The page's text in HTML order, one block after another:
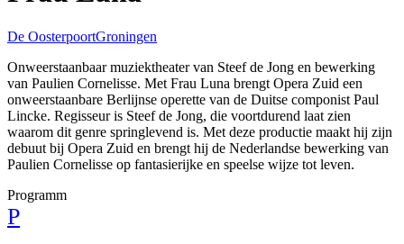
De OosterpoortGroningen
Onweerstaanbaar muziektheater van Steef de Jong en bewerking
van Paulien Cornelisse. Met Frau Luna brengt Opera Zuid een
onweerstaanbare Berlijnse operette van de Duitse componist Paul
Lincke. Regisseur is Steef de Jong, die voortdurend laat zien
waarom dit genre springlevend is. Met deze productie maakt hij zijn
debuut bij Opera Zuid en brengt hij de Nederlandse bewerking van
Paulien Cornelisse op fantasierijke en speelse wijze tot leven.
Programm
P